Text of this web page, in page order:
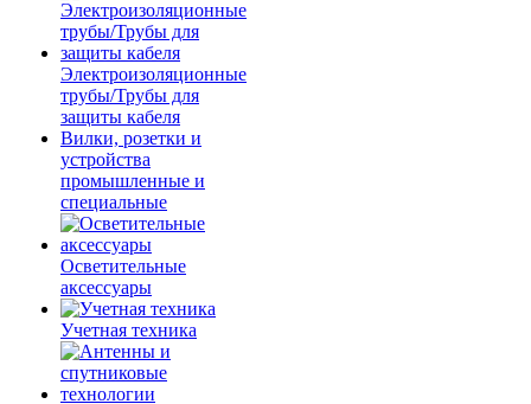
Электроизоляционные
трубы/Трубы для
защиты кабеля
Вилки, розетки и
устройства
промышленные и
специальные
Осветительные
аксессуары
Учетная техника